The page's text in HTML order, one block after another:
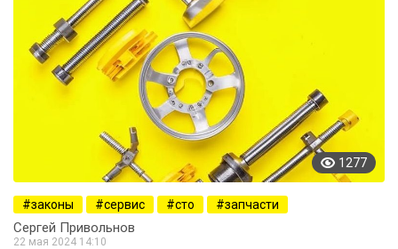
1277
законы сервис сто запчасти
Сергей Привольнов
22 мая 2024 14:10